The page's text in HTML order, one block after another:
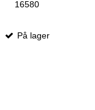
16580
På lager